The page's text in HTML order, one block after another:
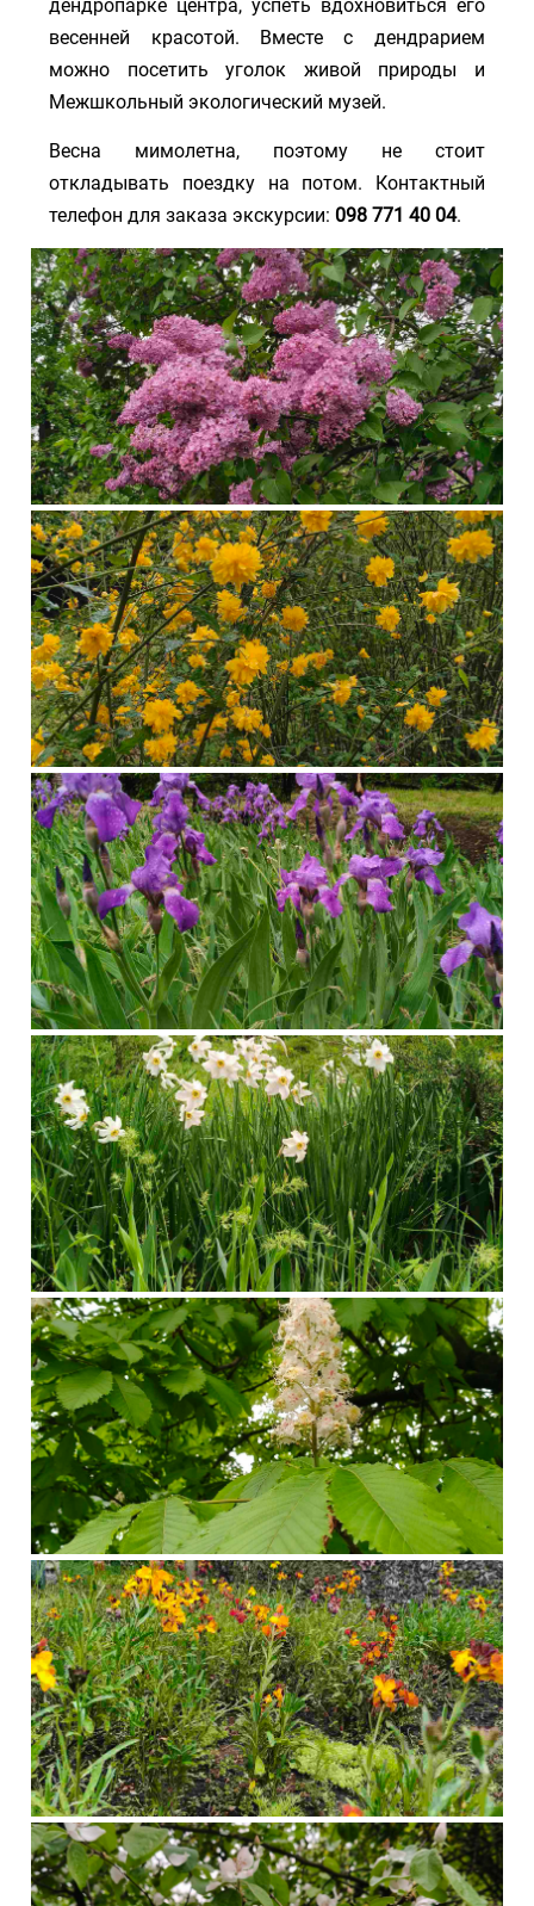
дендропарке центра, успеть вдохновиться его
весенней красотой. Вместе с дендрарием
можно посетить уголок живой природы и
Межшкольный экологический музей.
Весна мимолетна, поэтому не стоит
откладывать поездку на потом. Контактный
телефон для заказа экскурсии:098 771 40 04.